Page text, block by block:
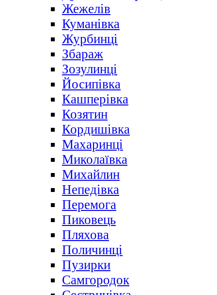
Жежелів
Куманівка
Журбинці
Збараж
Зозулинці
Йосипівка
Кашперівка
Козятин
Кордишівка
Махаринці
Миколаївка
Михайлин
Непедівка
Перемога
Пиковець
Пляхова
Поличинці
Пузирки
Самгородок